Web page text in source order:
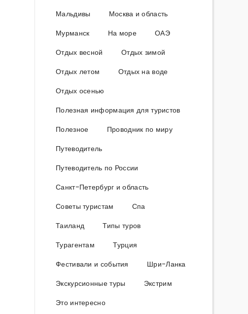
Мальдивы
Москва и область
Мурманск
На море
ОАЭ
Отдых весной
Отдых зимой
Отдых летом
Отдых на воде
Отдых осенью
Полезная информация для туристов
Полезное
Проводник по миру
Путеводитель
Путеводитель по России
Санкт-Петербург и область
Советы туристам
Спа
Таиланд
Типы туров
Турагентам
Турция
Фестивали и события
Шри-Ланка
Экскурсионные туры
Экстрим
Это интересно